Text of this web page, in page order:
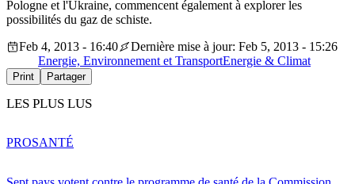
Pologne et l'Ukraine, commencent également à explorer les
possibilités du gaz de schiste.
Feb 4, 2013 - 16:40
Dernière mise à jour: Feb 5, 2013 - 15:26
Energie, Environnement et TransportEnergie & Climat
Print Partager
LES PLUS LUS
PROSANTÉ